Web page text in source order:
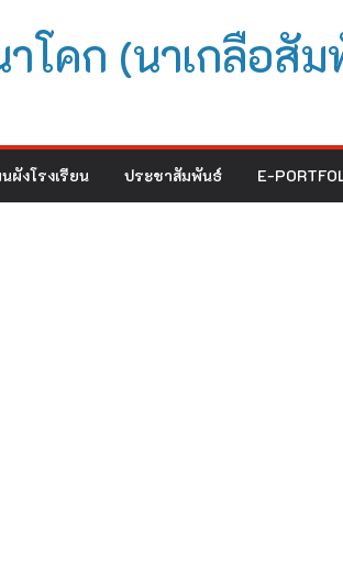
าโคก (นาเกลือสั
ผังโรงเรียน ประชาสัมพันธ์ E-